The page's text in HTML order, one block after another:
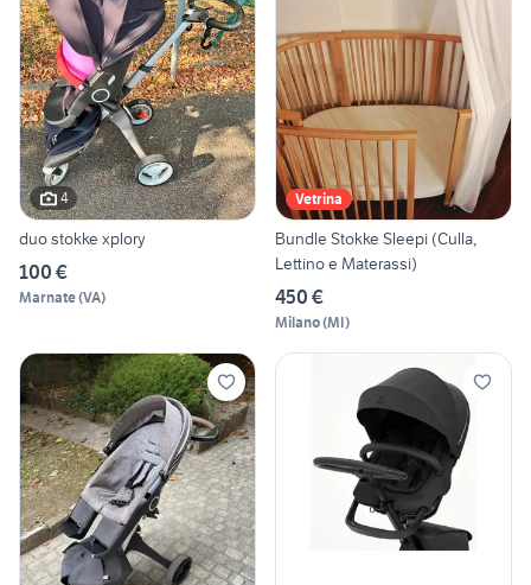
4
duo stokke xplory
100 €
Marnate(VA)
Vetrina
Bundle Stokke Sleepi (Culla,
Lettino e Materassi)
450 €
Milano(MI)